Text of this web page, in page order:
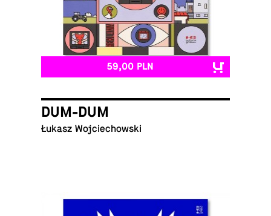
59,00 PLN
DUM-DUM
Łukasz Wojciechowski